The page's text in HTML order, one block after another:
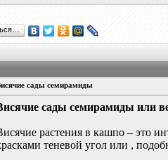
сады семирамиды
сады семирамиды или
растения в кашпо – это
теневой угол или ,